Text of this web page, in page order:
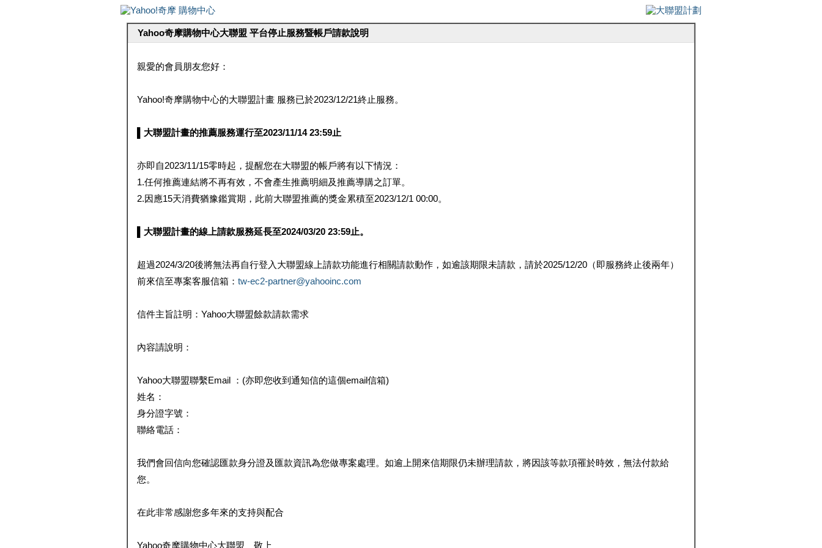
Yahoo奇摩購物中心大聯盟 平台停止服務暨帳戶請款說明
親愛的會員朋友您好：
Yahoo!奇摩購物中心的大聯盟計畫 服務已於2023/12/21終止服務。
▌大聯盟計畫的推薦服務運行至2023/11/14 23:59止
亦即自2023/11/15零時起，提醒您在大聯盟的帳戶將有以下情況：
1.任何推薦連結將不再有效，不會產生推薦明細及推薦導購之訂單。
2.因應15天消費猶豫鑑賞期，此前大聯盟推薦的獎金累積至2023/12/1 00:00。
▌大聯盟計畫的線上請款服務延長至2024/03/20 23:59止。
超過2024/3/20後將無法再自行登入大聯盟線上請款功能進行相關請款動作，如逾該期限未請款，請於2025/12/20（即服務終止後兩年）
前來信至專案客服信箱： tw-ec2-partner@yahooinc.com
信件主旨註明：Yahoo大聯盟餘款請款需求
內容請說明：
Yahoo大聯盟聯繫Email ：(亦即您收到通知信的這個email信箱)
姓名：
身分證字號：
聯絡電話：
我們會回信向您確認匯款身分證及匯款資訊為您做專案處理。如逾上開來信期限仍未辦理請款，將因該等款項罹於時效，無法付款給
您。
在此非常感謝您多年來的支持與配合
Yahoo奇摩購物中心大聯盟 敬上